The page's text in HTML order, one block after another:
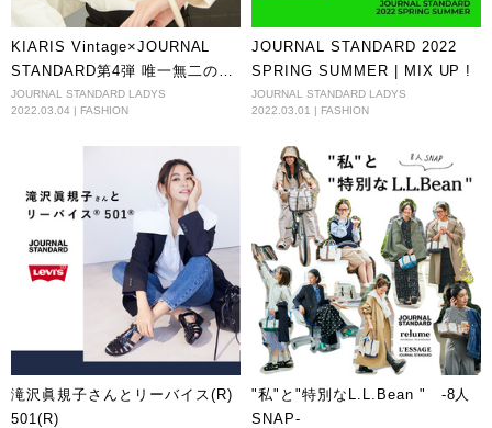
KIARIS Vintage×JOURNAL
STANDARD第4弾 唯一無二のお
もしろさを放つ服
JOURNAL STANDARD LADYS
2022.03.04 | FASHION
JOURNAL STANDARD 2022
SPRING SUMMER | MIX UP !
JOURNAL STANDARD LADYS
2022.03.01 | FASHION
滝沢眞規子さんとリーバイス(R)
501(R)
"私"と"特別なL.L.Bean " ‐8人
SNAP‐